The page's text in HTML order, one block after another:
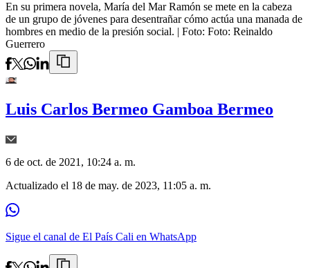
En su primera novela, María del Mar Ramón se mete en la cabeza
de un grupo de jóvenes para desentrañar cómo actúa una manada de
hombres en medio de la presión social. | Foto: Foto: Reinaldo
Guerrero
Luis Carlos Bermeo Gamboa Bermeo
6 de oct. de 2021, 10:24 a. m.
Actualizado el 18 de may. de 2023, 11:05 a. m.
Sigue el canal de El País Cali en WhatsApp